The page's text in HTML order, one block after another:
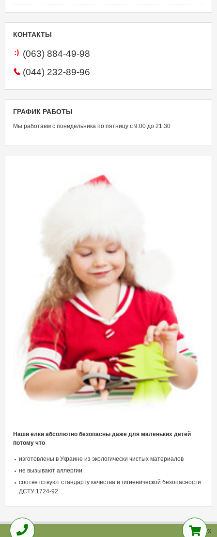
КОНТАКТЫ
(063) 884-49-98
(044) 232-89-96
ГРАФИК РАБОТЫ
Мы работаем с понедельника по пятницу с 9.00 до 21.30
Наши елки абсолютно безопасны даже для маленьких детей
потому что
изготовлены в Украине из экологически чистых материалов
не вызывают аллергии
соответствуют стандарту качества и гигиенической безопасности
ДСТУ 1724-92
НАВЕРХ